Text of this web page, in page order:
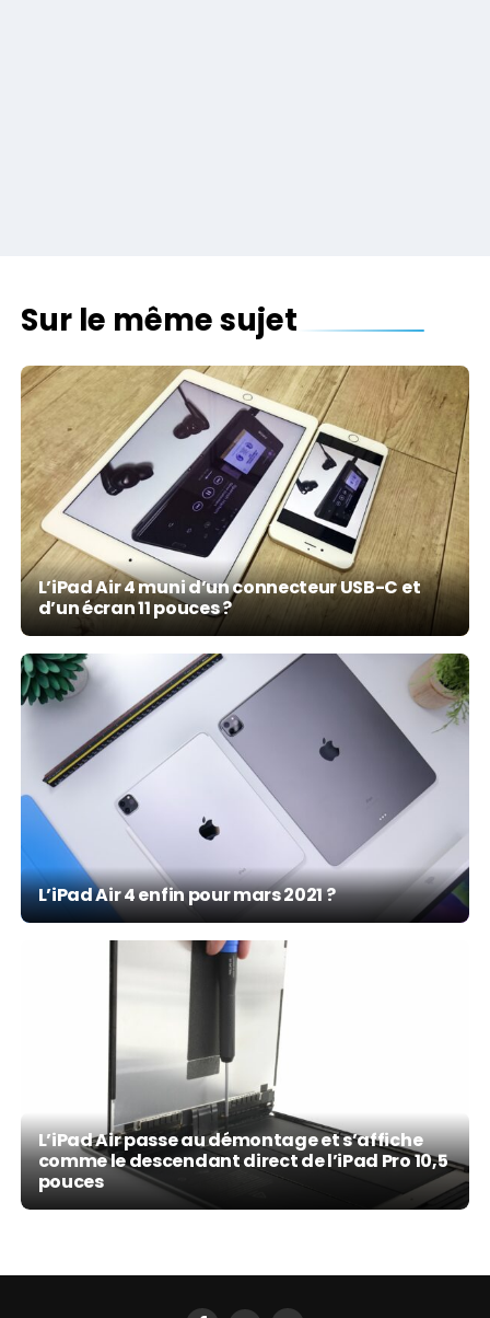
Sur le même sujet
L’iPad Air 4 muni d’un connecteur USB-C et
d’un écran 11 pouces ?
L’iPad Air 4 enfin pour mars 2021 ?
L’iPad Air passe au démontage et s’affiche
comme le descendant direct de l’iPad Pro 10,5
pouces